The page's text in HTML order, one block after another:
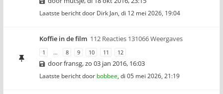
Laatste bericht door Dirk Jan, di 12 mei 2026, 19:04
Koffie in de film 112 Reacties 131066 Weergaves
1 … 8 9 10 11 12
doorfransg,zo 03 jan 2016, 16:03
Laatste bericht door bobbee, di 05 mei 2026, 21:19